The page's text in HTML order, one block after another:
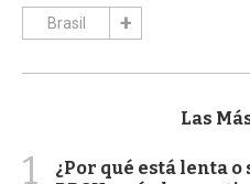
Brasil
Las
1
¿Por qué está lenta